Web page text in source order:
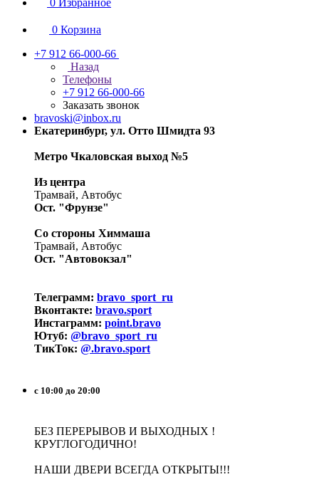
0 Избранное
0 Корзина
+7 912 66-000-66
Назад
Телефоны
+7 912 66-000-66
Заказать звонок
bravoski@inbox.ru
Екатеринбург, ул. Отто Шмидта 93
Метро Чкаловская выход №5
Из центра
Трамвай, Автобус
Ост. "Фрунзе"
Со стороны Химмаша
Трамвай, Автобус
Ост. "Автовокзал"
Телеграмм: bravo_sport_ru
Вконтакте: bravo.sport
Инстаграмм: point.bravo
Ютуб: @bravo_sport_ru
ТикТок: @.bravo.sport
с 10:00 до 20:00
БЕЗ ПЕРЕРЫВОВ И ВЫХОДНЫХ !
КРУГЛОГОДИЧНО!
НАШИ ДВЕРИ ВСЕГДА ОТКРЫТЫ!!!